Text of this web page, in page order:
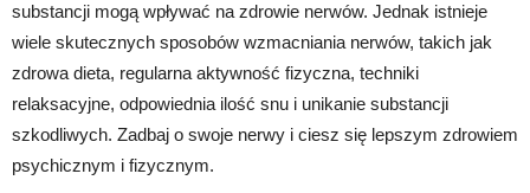
substancji mogą wpływać na zdrowie nerwów. Jednak istnieje
wiele skutecznych sposobów wzmacniania nerwów, takich jak
zdrowa dieta, regularna aktywność fizyczna, techniki
relaksacyjne, odpowiednia ilość snu i unikanie substancji
szkodliwych. Zadbaj o swoje nerwy i ciesz się lepszym zdrowiem
psychicznym i fizycznym.